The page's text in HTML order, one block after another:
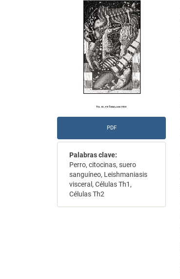
artículo
PDF
Palabras clave:
Perro, citocinas, suero
sanguíneo, Leishmaniasis
visceral, Células Th1,
Células Th2